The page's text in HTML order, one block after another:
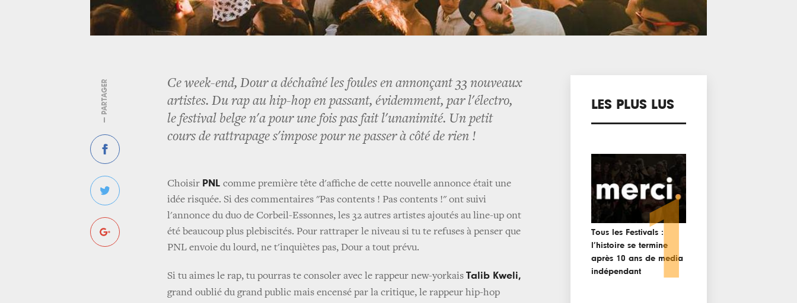
— PARTAGER
Ce week-end, Dour a déchaîné les foules en annonçant 33 nouveaux
artistes. Du rap au hip-hop en passant, évidemment, par l'électro,
le festival belge n'a pour une fois pas fait l'unanimité. Un petit
cours de rattrapage s'impose pour ne passer à côté de rien !
Choisir PNL comme première tête d'affiche de cette nouvelle annonce était une
idée risquée. Si des commentaires "Pas contents ! Pas contents !" ont suivi
l'annonce du duo de Corbeil-Essonnes, les 32 autres artistes ajoutés au line-up ont
été beaucoup plus plebiscités. Pour rattraper le niveau si tu te refuses à penser que
PNL envoie du lourd, ne t'inquiètes pas, Dour a tout prévu.
Si tu aimes le rap, tu pourras te consoler avec le rappeur new-yorkais Talib Kweli,
grand oublié du grand public mais encensé par la critique, le rappeur hip-hop
LES PLUS LUS
Tous les Festivals :
l’histoire se termine
après 10 ans de media
indépendant1